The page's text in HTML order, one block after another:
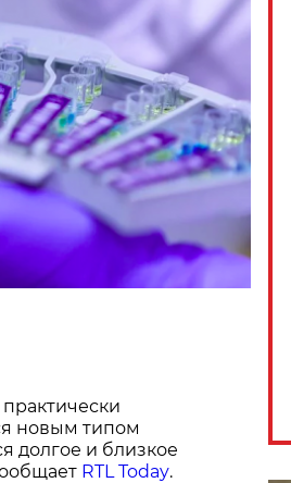
новым типом
долгое и близкое
RTL Today.